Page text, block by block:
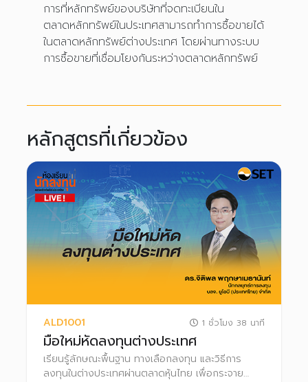
การที่หลักทรัพย์ของบริษัทที่จดทะเบียนใน
ตลาดหลักทรัพย์ในประเทศสามารถทำการซื้อขายได้
ในตลาดหลักทรัพย์ต่างประเทศ โดยผ่านทางระบบ
การซื้อขายที่เชื่อมโยงกันระหว่างตลาดหลักทรัพย์
หลักสูตรที่เกี่ยวข้อง
ALD1001 1 ชั่วโมง 38 นาที
มือใหม่หัดลงทุนต่างประเทศ
เรียนรู้ลักษณะพื้นฐาน ทางเลือกลงทุน และวิธีการ
ลงทุนในต่างประเทศผ่านตลาดหุ้นไทย เพื่อกระจาย